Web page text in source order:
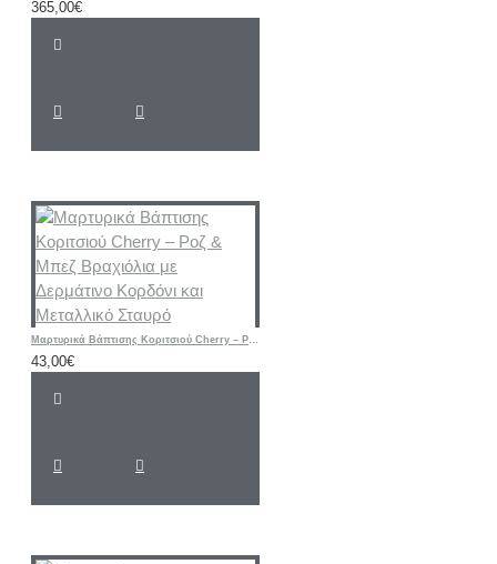
365,00€
Μαρτυρικά Βάπτισης Κοριτσιού Cherry – Ροζ & Μπεζ Βραχιόλια με Δερμάτινο Κορδόνι και Μεταλλικό Σταυρό
43,00€